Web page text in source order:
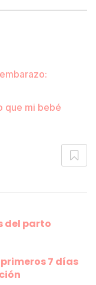
que mi bebé
del parto
7 días